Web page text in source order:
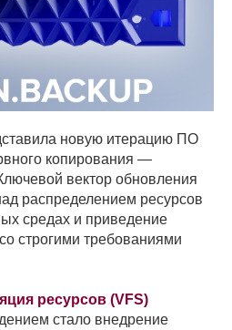
новую итерацию ПО
копирования —
вектор обновления
распределением ресурсов
средах и приведение
строгими требованиями
ресурсов (VFS)
стало внедрение